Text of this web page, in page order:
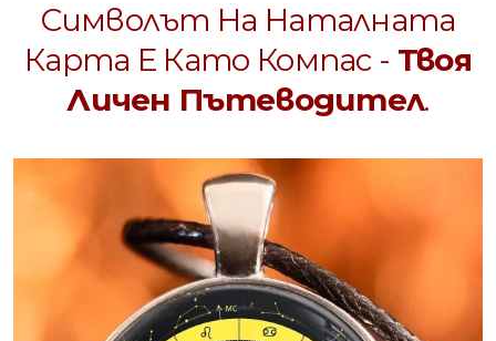
Символът На Наталната
Карта Е Като Компас - Твоя
Личен Пътеводител.